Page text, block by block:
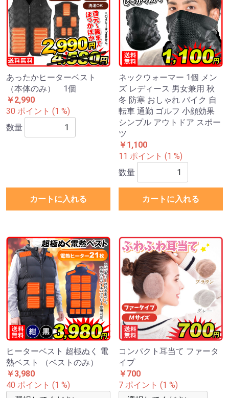
あったかヒーターベスト
（本体のみ） 1個
￥2,990
30 ポイント (1 %)
数量
カートに入れる
ネックウォーマー 1個 メン
ズ レディース 男女兼用 秋
冬 防寒 おしゃれ バイク 自
転車 通勤 ゴルフ 小顔効果
シンプル アウトドア スポー
ツ
￥1,100
11 ポイント (1 %)
数量
カートに入れる
ヒーターベスト 超極ぬく 電
熱ベスト （ベストのみ）
￥3,980
40 ポイント (1 %)
コンパクト耳当て ファータ
イプ
￥700
7 ポイント (1 %)